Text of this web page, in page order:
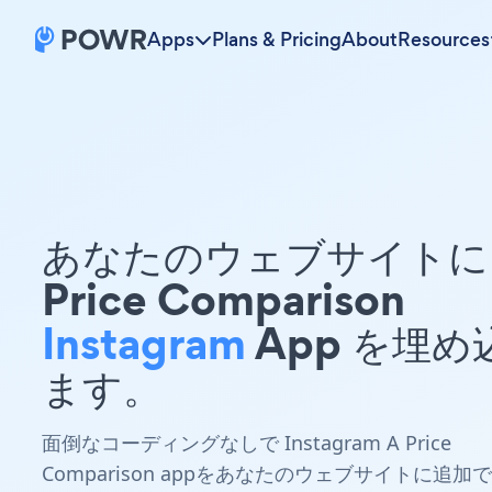
Apps Plans & PricingAboutResources
あなたのウェブサイト
Price Comparison
InstagramApp を埋め
ます。
面倒なコーディングなしで Instagram A Price
Comparison appをあなたのウェブサイトに追加で